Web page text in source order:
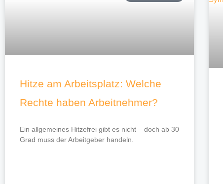
Hitze am Arbeitsplatz: Welche
Rechte haben Arbeitnehmer?
Ein allgemeines Hitzefrei gibt es nicht – doch ab 30
Grad muss der Arbeitgeber handeln.